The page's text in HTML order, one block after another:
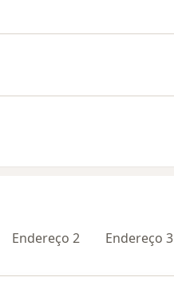
Endereço 2 Endereço 3